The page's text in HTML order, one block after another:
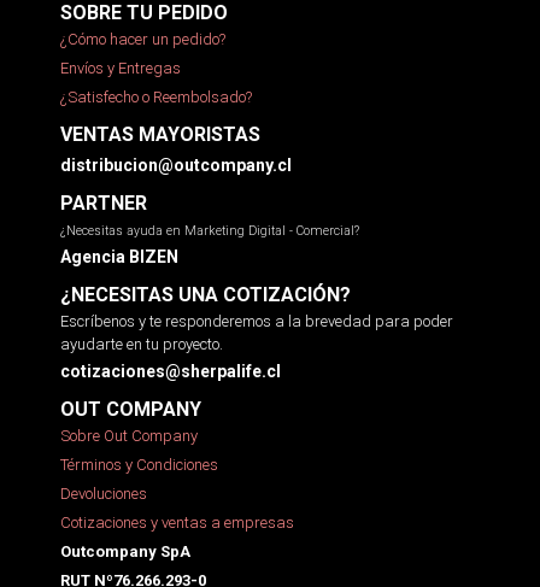
SOBRE TU PEDIDO
¿Cómo hacer un pedido?
Envíos y Entregas
¿Satisfecho o Reembolsado?
VENTAS MAYORISTAS
distribucion@outcompany.cl
PARTNER
¿Necesitas ayuda en Marketing Digital - Comercial?
Agencia BIZEN
¿NECESITAS UNA COTIZACIÓN?
Escríbenos y te responderemos a la brevedad para poder
ayudarte en tu proyecto.
cotizaciones@sherpalife.cl
OUT COMPANY
Sobre Out Company
Términos y Condiciones
Devoluciones
Cotizaciones y ventas a empresas
Outcompany SpA
RUT Nº76.266.293-0